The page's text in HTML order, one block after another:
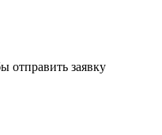
отправить заявку